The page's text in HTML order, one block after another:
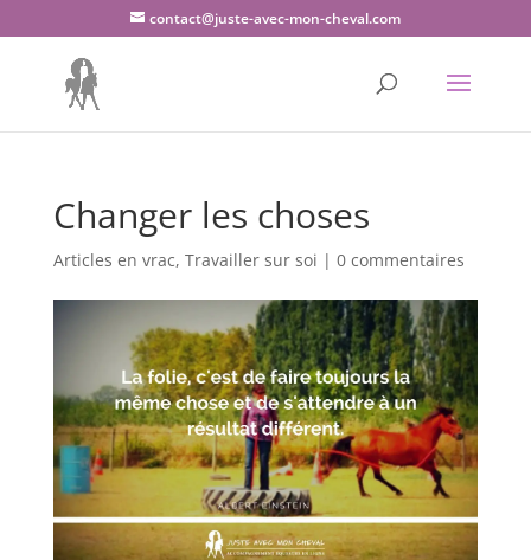
contact@juste-avec-mon-cheval.com
Changer les choses
Articles en vrac, Travailler sur soi | 0 commentaires